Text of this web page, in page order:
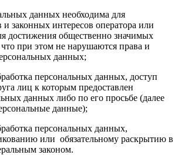
данных необходима для
и законных интересов оператора или
достижения общественно значимых
при этом не нарушаются права и
данных;
персональных данных, доступ
лиц к которым предоставлен
данных либо по его просьбе (далее
данные);
персональных данных,
или обязательному раскрытию в
законом.